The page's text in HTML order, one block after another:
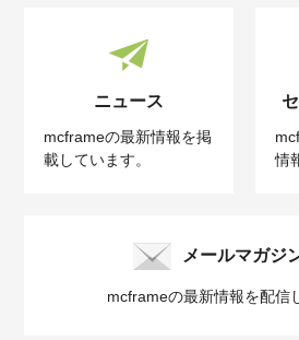
ニュース
mcframeの最新情報を掲
載しています。
情
メールマガジ
mcframeの最新情報を配信